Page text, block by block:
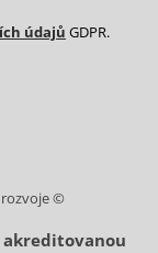
údajů GDPR.
©